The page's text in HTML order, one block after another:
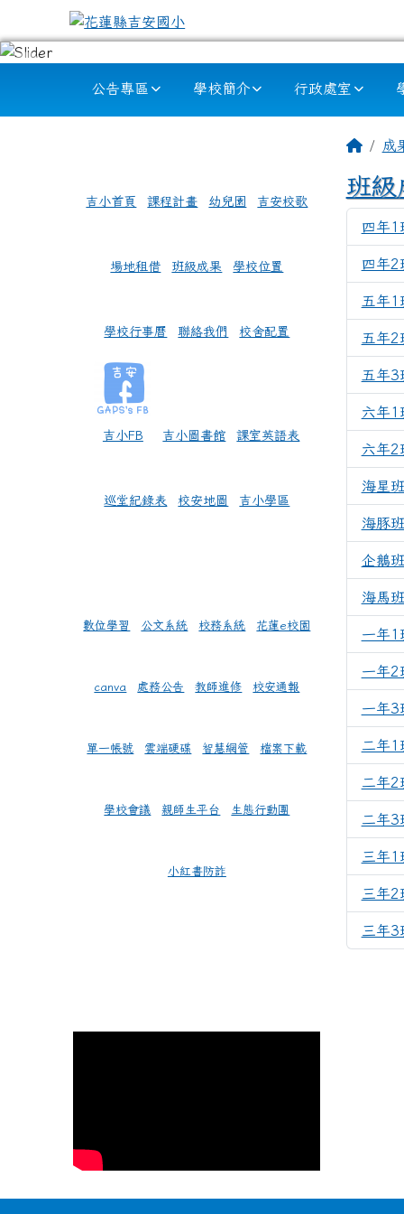
跳至主內容區
花蓮縣吉安國小
公告專區 學校簡介 行政處室
吉小首頁 課程計畫 幼兒園 吉安校歌
場地租借 班級成果 學校位置
學校行事曆 聯絡我們 校舍配置
吉小FB 吉小圖書館 課室英語表
巡堂紀錄表 校安地圖 吉小學區
數位學習 公文系統 校務系統 花蓮e校園
canva 處務公告 教師進修 校安通報
單一帳號 雲端硬碟 智慧網管 檔案下載
學校會議 親師生平台 生態行動團
小紅書防詐
主回首頁
成
班級
四年1
四年2
五年1
五年2
五年3
六年1
六年2
海星班
海豚班
企鵝班
海馬班
一年1
一年2
一年3
二年1
二年2
二年3
三年1
三年2
三年3